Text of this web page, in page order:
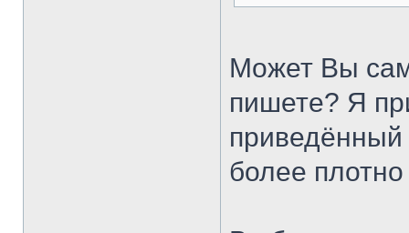
Может Вы
пишете? Я
более